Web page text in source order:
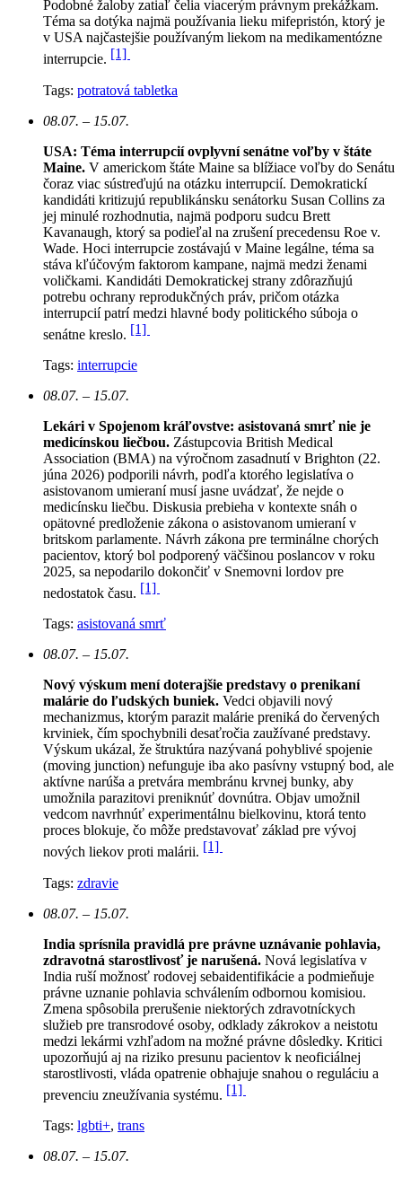
Podobné žaloby zatiaľ čelia viacerým právnym prekážkam.
Téma sa dotýka najmä používania lieku mifepristón, ktorý je
v USA najčastejšie používaným liekom na medikamentózne
interrupcie. [1]
Tags: potratová tabletka
08.07. – 15.07.
USA: Téma interrupcií ovplyvní senátne voľby v štáte
Maine. V americkom štáte Maine sa blížiace voľby do Senátu
čoraz viac sústreďujú na otázku interrupcií. Demokratickí
kandidáti kritizujú republikánsku senátorku Susan Collins za
jej minulé rozhodnutia, najmä podporu sudcu Brett
Kavanaugh, ktorý sa podieľal na zrušení precedensu Roe v.
Wade. Hoci interrupcie zostávajú v Maine legálne, téma sa
stáva kľúčovým faktorom kampane, najmä medzi ženami
voličkami. Kandidáti Demokratickej strany zdôrazňujú
potrebu ochrany reprodukčných práv, pričom otázka
interrupcií patrí medzi hlavné body politického súboja o
senátne kreslo. [1]
Tags: interrupcie
08.07. – 15.07.
Lekári v Spojenom kráľovstve: asistovaná smrť nie je
medicínskou liečbou. Zástupcovia British Medical
Association (BMA) na výročnom zasadnutí v Brighton (22.
júna 2026) podporili návrh, podľa ktorého legislatíva o
asistovanom umieraní musí jasne uvádzať, že nejde o
medicínsku liečbu. Diskusia prebieha v kontexte snáh o
opätovné predloženie zákona o asistovanom umieraní v
britskom parlamente. Návrh zákona pre terminálne chorých
pacientov, ktorý bol podporený väčšinou poslancov v roku
2025, sa nepodarilo dokončiť v Snemovni lordov pre
nedostatok času. [1]
Tags: asistovaná smrť
08.07. – 15.07.
Nový výskum mení doterajšie predstavy o prenikaní
malárie do ľudských buniek. Vedci objavili nový
mechanizmus, ktorým parazit malárie preniká do červených
krviniek, čím spochybnili desaťročia zaužívané predstavy.
Výskum ukázal, že štruktúra nazývaná pohyblivé spojenie
(moving junction) nefunguje iba ako pasívny vstupný bod, ale
aktívne narúša a pretvára membránu krvnej bunky, aby
umožnila parazitovi preniknúť dovnútra. Objav umožnil
vedcom navrhnúť experimentálnu bielkovinu, ktorá tento
proces blokuje, čo môže predstavovať základ pre vývoj
nových liekov proti malárii. [1]
Tags: zdravie
08.07. – 15.07.
India sprísnila pravidlá pre právne uznávanie pohlavia,
zdravotná starostlivosť je narušená. Nová legislatíva v
India ruší možnosť rodovej sebaidentifikácie a podmieňuje
právne uznanie pohlavia schválením odbornou komisiou.
Zmena spôsobila prerušenie niektorých zdravotníckych
služieb pre transrodové osoby, odklady zákrokov a neistotu
medzi lekármi vzhľadom na možné právne dôsledky. Kritici
upozorňujú aj na riziko presunu pacientov k neoficiálnej
starostlivosti, vláda opatrenie obhajuje snahou o reguláciu a
prevenciu zneužívania systému. [1]
Tags: lgbti+, trans
08.07. – 15.07.